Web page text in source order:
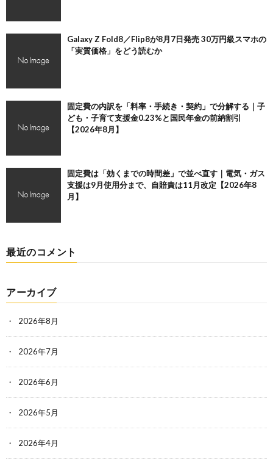
Galaxy Z Fold8／Flip8が8月7日発売 30万円級スマホの
「実質価格」をどう読むか
固定費の内訳を「料率・手続き・契約」で分解する｜子
ども・子育て支援金0.23%と国民年金の前納割引
【2026年8月】
固定費は「効くまでの時間差」で並べ直す｜電気・ガス
支援は9月使用分まで、自賠責は11月改定【2026年8
月】
最近のコメント
アーカイブ
2026年8月
2026年7月
2026年6月
2026年5月
2026年4月